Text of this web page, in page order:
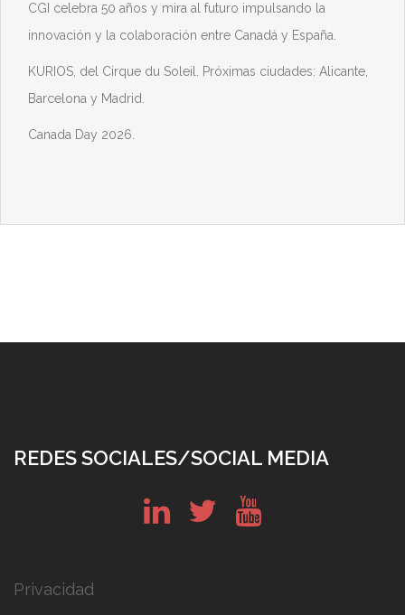
CGI celebra 50 años y mira al futuro impulsando la
innovación y la colaboración entre Canadá y España.
KURIOS, del Cirque du Soleil. Próximas ciudades: Alicante,
Barcelona y Madrid.
Canada Day 2026.
REDES SOCIALES/SOCIAL MEDIA
Privacidad